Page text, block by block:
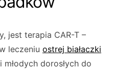
jest terapia CAR-T –
leczeniu ostrej białaczki
dorosłych do